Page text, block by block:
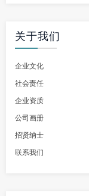
关于我们
企业文化
社会责任
企业资质
公司画册
招贤纳士
联系我们